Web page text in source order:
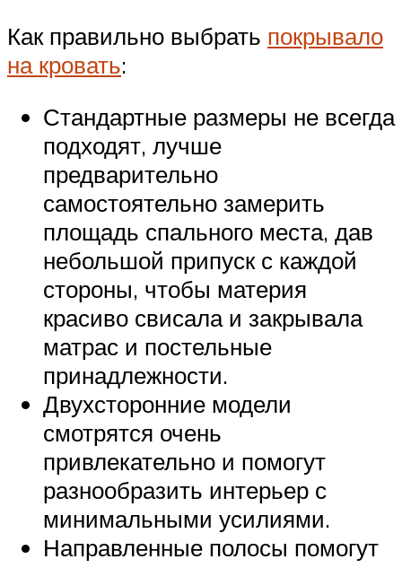
Как правильно выбрать покрывало
на кровать:
Стандартные размеры не всегда
подходят, лучше
предварительно
самостоятельно замерить
площадь спального места, дав
небольшой припуск с каждой
стороны, чтобы материя
красиво свисала и закрывала
матрас и постельные
принадлежности.
Двухсторонние модели
смотрятся очень
привлекательно и помогут
разнообразить интерьер с
минимальными усилиями.
Направленные полосы помогут